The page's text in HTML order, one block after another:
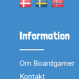
Information
Om Boardgamer
Kontakt